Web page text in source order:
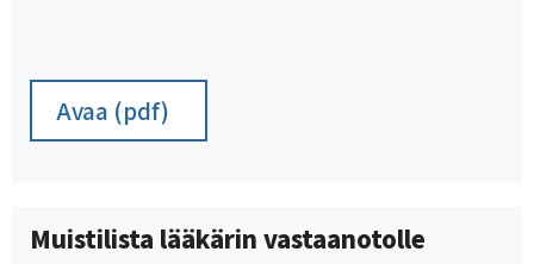
Avaa (pdf)
Muistilista lääkärin vastaanotolle